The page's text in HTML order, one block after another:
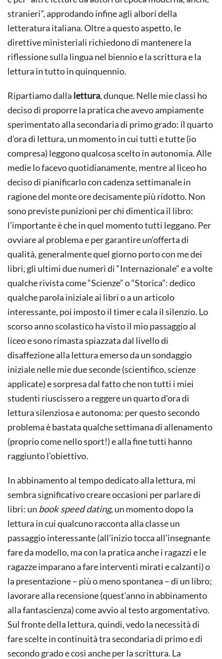
stranieri”, approdando infine agli albori della
letteratura italiana. Oltre a questo aspetto, le
direttive ministeriali richiedono di mantenere la
riflessione sulla lingua nel biennio e la scrittura e la
lettura in tutto in quinquennio.
Ripartiamo dalla lettura, dunque. Nelle mie classi ho
deciso di proporre la pratica che avevo ampiamente
sperimentato alla secondaria di primo grado: il quarto
d’ora di lettura, un momento in cui tutti e tutte (io
compresa) leggono qualcosa scelto in autonomia. Alle
medie lo facevo quotidianamente, mentre al liceo ho
deciso di pianificarlo con cadenza settimanale in
ragione del monte ore decisamente più ridotto. Non
sono previste punizioni per chi dimentica il libro:
l’importante è che in quel momento tutti leggano. Per
ovviare al problema e per garantire un’offerta di
qualità, generalmente quel giorno porto con me dei
libri, gli ultimi due numeri di “Internazionale” e a volte
qualche rivista come “Scienze” o “Storica”: dedico
qualche parola iniziale ai libri o a un articolo
interessante, poi imposto il timer e cala il silenzio. Lo
scorso anno scolastico ha visto il mio passaggio al
liceo e sono rimasta spiazzata dal livello di
disaffezione alla lettura emerso da un sondaggio
iniziale nelle mie due seconde (scientifico, scienze
applicate) e sorpresa dal fatto che non tutti i miei
studenti riuscissero a reggere un quarto d’ora di
lettura silenziosa e autonoma: per questo secondo
problema è bastata qualche settimana di allenamento
(proprio come nello sport!) e alla fine tutti hanno
raggiunto l’obiettivo.
In abbinamento al tempo dedicato alla lettura, mi
sembra significativo creare occasioni per parlare di
libri: un book speed dating, un momento dopo la
lettura in cui qualcuno racconta alla classe un
passaggio interessante (all’inizio tocca all’insegnante
fare da modello, ma con la pratica anche i ragazzi e le
ragazze imparano a fare interventi mirati e calzanti) o
la presentazione – più o meno spontanea – di un libro;
lavorare alla recensione (quest’anno in abbinamento
alla fantascienza) come avvio al testo argomentativo.
Sul fronte della lettura, quindi, vedo la necessità di
fare scelte in continuità tra secondaria di primo e di
secondo grado e così anche per la scrittura. La